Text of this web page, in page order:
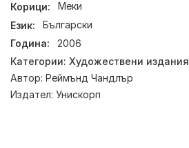
Корици:
Меки
Език:
Български
Година:
2006
Категории: Художествени издания
Автор: Реймънд Чандлър
Издател: Унискорп